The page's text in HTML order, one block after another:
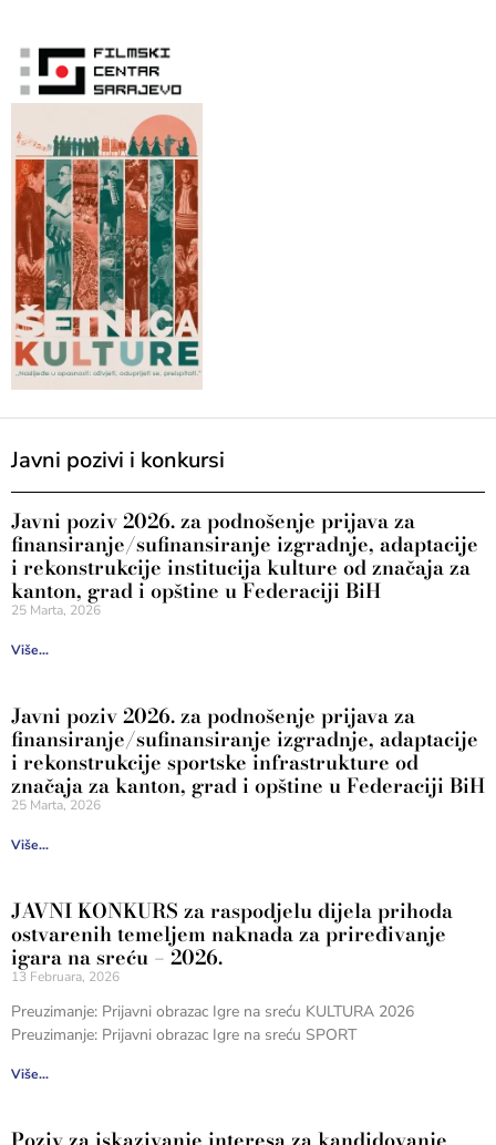
Javni pozivi i konkursi
Javni poziv 2026. za podnošenje prijava za
finansiranje/sufinansiranje izgradnje, adaptacije
i rekonstrukcije institucija kulture od značaja za
kanton, grad i opštine u Federaciji BiH
25 Marta, 2026
Više...
Javni poziv 2026. za podnošenje prijava za
finansiranje/sufinansiranje izgradnje, adaptacije
i rekonstrukcije sportske infrastrukture od
značaja za kanton, grad i opštine u Federaciji BiH
25 Marta, 2026
Više...
JAVNI KONKURS za raspodjelu dijela prihoda
ostvarenih temeljem naknada za priređivanje
igara na sreću – 2026.
13 Februara, 2026
Preuzimanje: Prijavni obrazac Igre na sreću KULTURA 2026
Preuzimanje: Prijavni obrazac Igre na sreću SPORT
Više...